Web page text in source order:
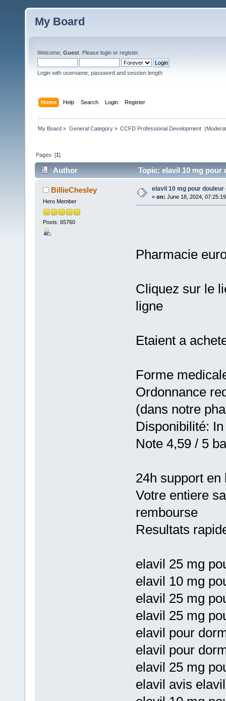
My Board
Welcome, Guest . Please login or register.
Login with username, password and session length
Home Help Search Login Register
My Board » General Category» CCFD Professional Development
Pages: [1]
Author Topic: elavil 10 mg
BillieChesley
Hero Member
Posts: 65760
elavil 10 mg pour
« on: June 18, 2024,
Pharmacie
Cliquez sur le
ligne
Etaient a
Forme
Ordonnance
(dans notre
Disponibilité:
Note 4,59 / 5
24h support en
Votre entiere
rembourse
Resultats
elavil 25 mg
elavil 10 mg
elavil 25 mg
elavil 25 mg
elavil pour
elavil pour
elavil 25 mg
elavil avis